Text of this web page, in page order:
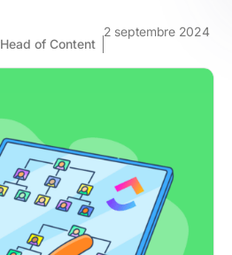
Head of Content
2 septembre 2024